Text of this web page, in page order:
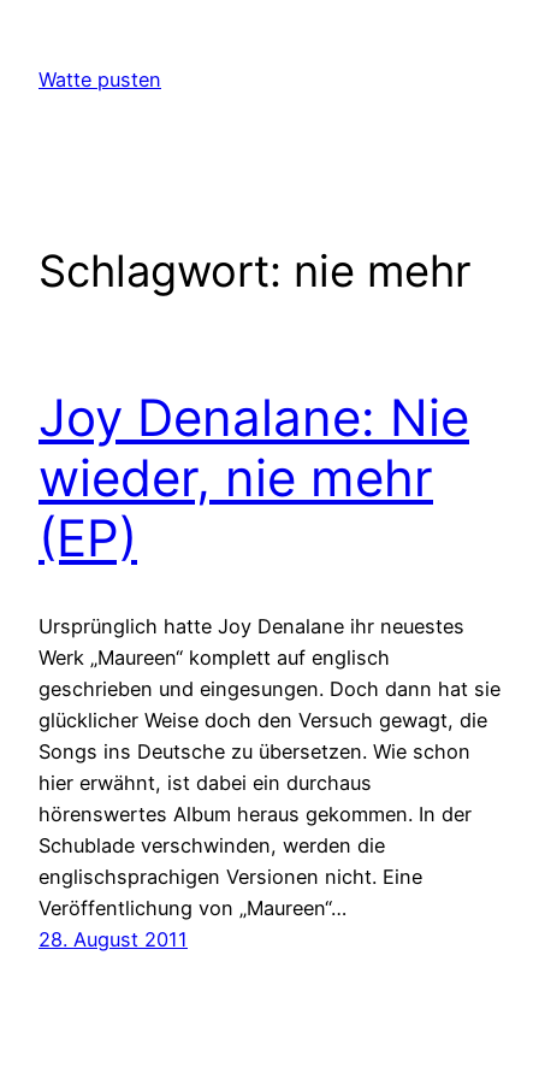
springen
Watte pusten
Schlagwort: nie mehr
Joy Denalane: Nie
wieder, nie mehr
(EP)
Ursprünglich hatte Joy Denalane ihr neuestes
Werk „Maureen“ komplett auf englisch
geschrieben und eingesungen. Doch dann hat sie
glücklicher Weise doch den Versuch gewagt, die
Songs ins Deutsche zu übersetzen. Wie schon
hier erwähnt, ist dabei ein durchaus
hörenswertes Album heraus gekommen. In der
Schublade verschwinden, werden die
englischsprachigen Versionen nicht. Eine
Veröffentlichung von „Maureen“…
28. August 2011